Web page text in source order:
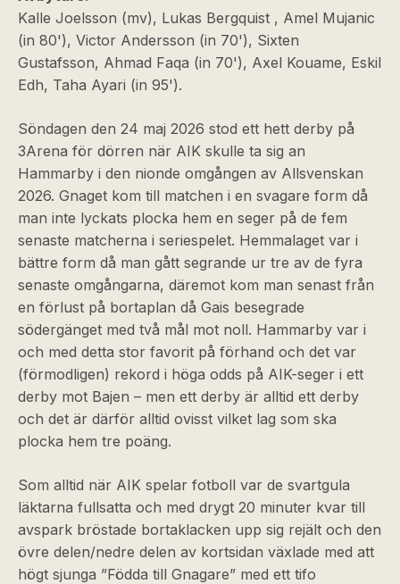
Kalle Joelsson (mv), Lukas Bergquist , Amel Mujanic
(in 80'), Victor Andersson (in 70'), Sixten
Gustafsson, Ahmad Faqa (in 70'), Axel Kouame, Eskil
Edh, Taha Ayari (in 95').
Söndagen den 24 maj 2026 stod ett hett derby på
3Arena för dörren när AIK skulle ta sig an
Hammarby i den nionde omgången av Allsvenskan
2026. Gnaget kom till matchen i en svagare form då
man inte lyckats plocka hem en seger på de fem
senaste matcherna i seriespelet. Hemmalaget var i
bättre form då man gått segrande ur tre av de fyra
senaste omgångarna, däremot kom man senast från
en förlust på bortaplan då Gais besegrade
södergänget med två mål mot noll. Hammarby var i
och med detta stor favorit på förhand och det var
(förmodligen) rekord i höga odds på AIK-seger i ett
derby mot Bajen – men ett derby är alltid ett derby
och det är därför alltid ovisst vilket lag som ska
plocka hem tre poäng.
Som alltid när AIK spelar fotboll var de svartgula
läktarna fullsatta och med drygt 20 minuter kvar till
avspark bröstade bortaklacken upp sig rejält och den
övre delen/nedre delen av kortsidan växlade med att
högt sjunga ”Födda till Gnagare” med ett tifo